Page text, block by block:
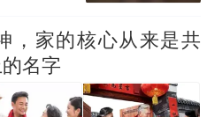
，家的核心从来是共
名字